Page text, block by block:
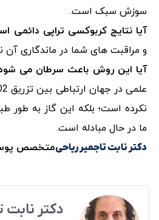
سوزش سبک است.
آیا نتایج کربوکسی تراپی دائمی
و مراقبت های شما در ماندگاری آن
آیا این روش باعث سرطان می
نکرده است؛ بلکه این گاز به طور
ما در حال مبادله است.
دکتر نابت تاجمیر ریاحیمتخصص
دکتر نابت